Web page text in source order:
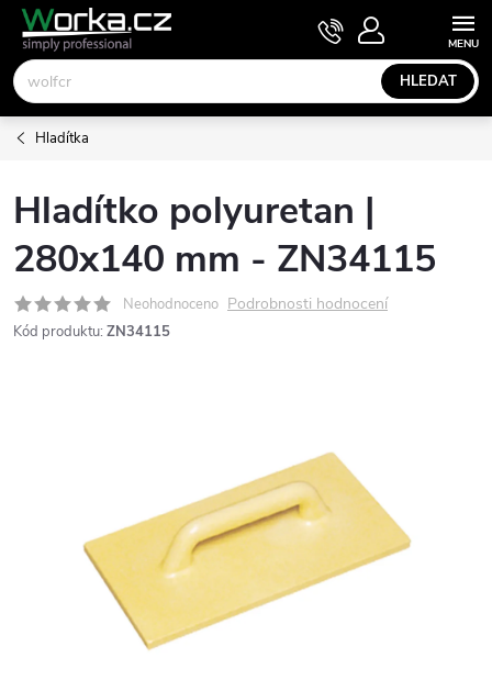
Přejít
obsah
HLEDAT
NÁKUPNÍ
KOŠÍK
Hladítka
Hladítko polyuretan |
280x140 mm - ZN34115
Neohodnoceno Podrobnosti hodnocení
Kód produktu: ZN34115